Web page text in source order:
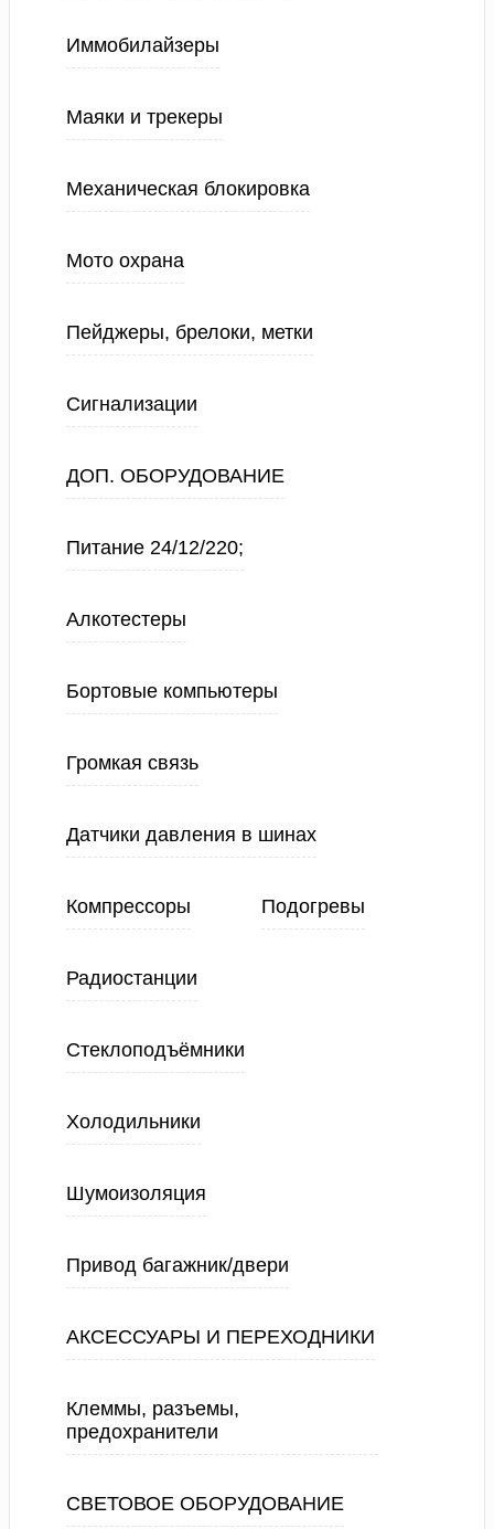
Иммобилайзеры
Маяки и трекеры
Механическая блокировка
Мото охрана
Пейджеры, брелоки, метки
Сигнализации
ДОП. ОБОРУДОВАНИЕ
Питание 24/12/220;
Алкотестеры
Бортовые компьютеры
Громкая связь
Датчики давления в шинах
Компрессоры Подогревы
Радиостанции
Стеклоподъёмники
Холодильники
Шумоизоляция
Привод багажник/двери
АКСЕССУАРЫ И ПЕРЕХОДНИКИ
Клеммы, разъемы,
предохранители
СВЕТОВОЕ ОБОРУДОВАНИЕ